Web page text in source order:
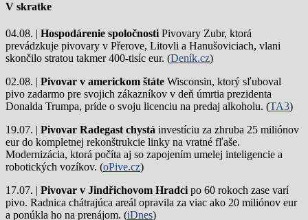
V skratke
04.08. | Hospodárenie spoločnostiPivovary Zubr, ktorá
prevádzkuje pivovary v Přerove, Litovli a Hanušoviciach, vlani
skončilo stratou takmer 400-tisíc eur. (Deník.cz)
02.08. | Pivovar v americkom štáte Wisconsin, ktorý sľuboval
pivo zadarmo pre svojich zákazníkov v deň úmrtia prezidenta
Donalda Trumpa, príde o svoju licenciu na predaj alkoholu. (TA3)
19.07. | Pivovar Radegast chystá investíciu za zhruba 25 miliónov
eur do kompletnej rekonštrukcie linky na vratné fľaše.
Modernizácia, ktorá počíta aj so zapojením umelej inteligencie a
robotických vozíkov. (oPive.cz)
17.07. | Pivovar v Jindřichovom Hradcipo 60 rokoch zase varí
pivo. Radnica chátrajúca areál opravila za viac ako 20 miliónov eur
a ponúkla ho na prenájom. (iDnes)